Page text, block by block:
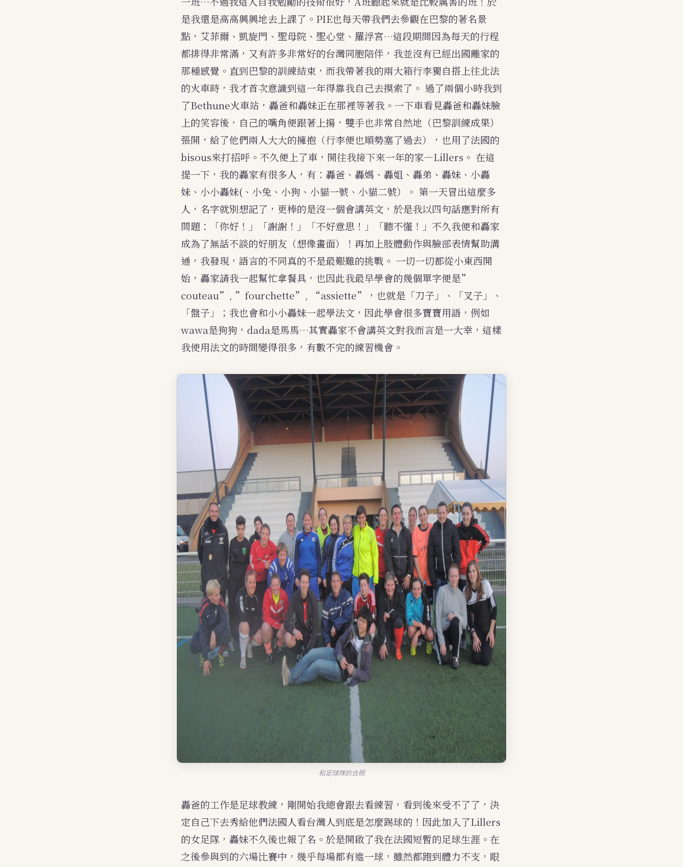
是我還是高高興興地去上課了。PIE也每天帶我們去參觀在巴黎的著名景
點，艾菲爾、凱旋門、聖母院、聖心堂、羅浮宮…這段期間因為每天的行程
都排得非常滿，又有許多非常好的台灣同胞陪伴，我並沒有已經出國離家的
那種感覺。直到巴黎的訓練結束，而我帶著我的兩大箱行李獨自搭上往北法
的火車時，我才首次意識到這一年得靠我自己去摸索了。 過了兩個小時我到
了Bethune火車站，轟爸和轟妹正在那裡等著我。一下車看見轟爸和轟妹臉
上的笑容後，自己的嘴角便跟著上揚，雙手也非常自然地（巴黎訓練成果）
張開，給了他們兩人大大的擁抱（行李便也順勢塞了過去），也用了法國的
bisous來打招呼。不久便上了車，開往我接下來一年的家—Lillers。 在這
提一下，我的轟家有很多人，有：轟爸、轟媽、轟姐、轟弟、轟妹、小轟
妹、小小轟妹(、小兔、小狗、小貓一號、小貓二號）。 第一天冒出這麼多
人，名字就別想記了，更棒的是沒一個會講英文，於是我以四句話應對所有
問題：「你好！」「謝謝！」「不好意思！」「聽不懂！」不久我便和轟家
成為了無話不談的好朋友（想像畫面）！再加上肢體動作與臉部表情幫助溝
通，我發現，語言的不同真的不是最艱難的挑戰。 一切一切都從小東西開
始，轟家請我一起幫忙拿餐具，也因此我最早學會的幾個單字便是”
couteau”, ”fourchette”, “assiette”，也就是「刀子」、「叉子」、
「盤子」；我也會和小小轟妹一起學法文，因此學會很多寶寶用語，例如
wawa是狗狗，dada是馬馬…其實轟家不會講英文對我而言是一大幸，這樣
我使用法文的時間變得很多，有數不完的練習機會。
和足球隊的合照
轟爸的工作是足球教練，剛開始我總會跟去看練習，看到後來受不了了，決
定自己下去秀給他們法國人看台灣人到底是怎麼踢球的！因此加入了Lillers
的女足隊，轟妹不久後也報了名。於是開啟了我在法國短暫的足球生涯。在
之後參與到的六場比賽中，幾乎每場都有進一球，雖然都跑到體力不支，眼